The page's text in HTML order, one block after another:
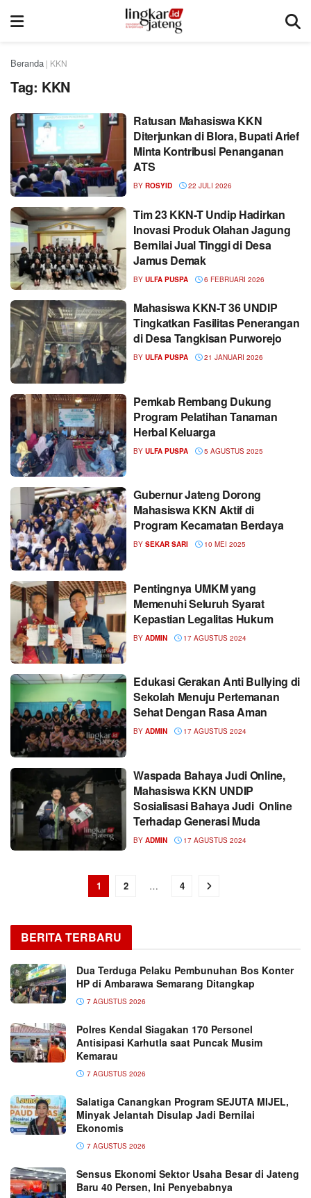
Beranda | KKN
Tag: KKN
Ratusan Mahasiswa KKN
Diterjunkan di Blora, Bupati Arief
Minta Kontribusi Penanganan
ATS
BY ROSYID 22 JULI 2026
Tim 23 KKN-T Undip Hadirkan
Inovasi Produk Olahan Jagung
Bernilai Jual Tinggi di Desa
Jamus Demak
BY ULFA PUSPA 6 FEBRUARI 2026
Mahasiswa KKN-T 36 UNDIP
Tingkatkan Fasilitas Penerangan
di Desa Tangkisan Purworejo
BY ULFA PUSPA 21 JANUARI 2026
Pemkab Rembang Dukung
Program Pelatihan Tanaman
Herbal Keluarga
BY ULFA PUSPA 5 AGUSTUS 2025
Gubernur Jateng Dorong
Mahasiswa KKN Aktif di
Program Kecamatan Berdaya
BY SEKAR SARI 10 MEI 2025
Pentingnya UMKM yang
Memenuhi Seluruh Syarat
Kepastian Legalitas Hukum
BY ADMIN 17 AGUSTUS 2024
Edukasi Gerakan Anti Bullying di
Sekolah Menuju Pertemanan
Sehat Dengan Rasa Aman
BY ADMIN 17 AGUSTUS 2024
Waspada Bahaya Judi Online,
Mahasiswa KKN UNDIP
Sosialisasi Bahaya Judi Online
Terhadap Generasi Muda
BY ADMIN 17 AGUSTUS 2024
1 2 … 4
BERITA TERBARU
Dua Terduga Pelaku Pembunuhan Bos Konter
HP di Ambarawa Semarang Ditangkap
7 AGUSTUS 2026
Polres Kendal Siagakan 170 Personel
Antisipasi Karhutla saat Puncak Musim
Kemarau
7 AGUSTUS 2026
Salatiga Canangkan Program SEJUTA MIJEL,
Minyak Jelantah Disulap Jadi Bernilai
Ekonomis
7 AGUSTUS 2026
Sensus Ekonomi Sektor Usaha Besar di Jateng
Baru 40 Persen, Ini Penyebabnya